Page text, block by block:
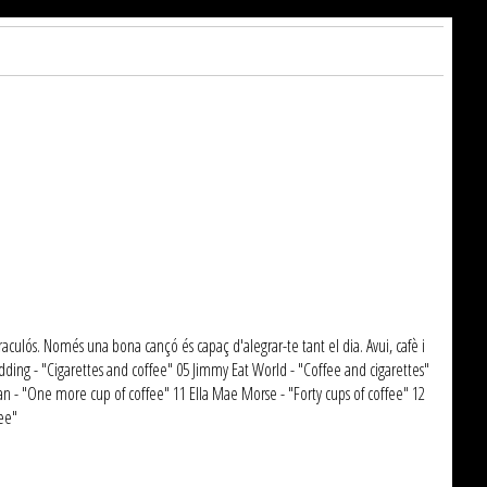
Només una bona cançó és capaç d'alegrar-te tant el dia. Avui, cafè i
- "Cigarettes and coffee" 05 Jimmy Eat World - "Coffee and cigarettes"
- "One more cup of coffee" 11 Ella Mae Morse - "Forty cups of coffee" 12